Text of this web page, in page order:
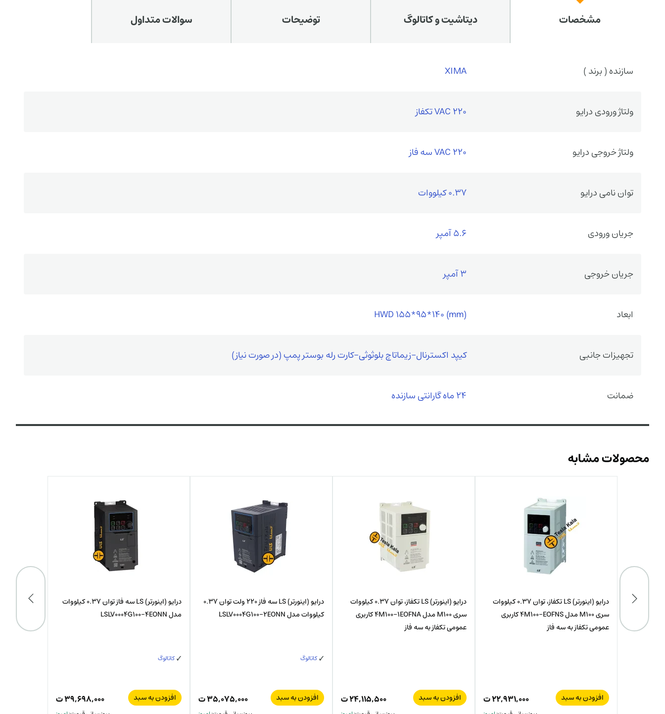
مشخصات دیتاشیت و کاتالوگ توضیحات سوالات متداول
سازنده ( برند ) XIMA
ولتاژ ورودی درایو 220 VAC تکفاز
ولتاژ خروجی درایو 220 VAC سه فاز
توان نامی درایو 0.37 کیلووات
جریان ورودی 5.6 آمپر
جریان خروجی 3 آمپر
ابعاد HWD 155*95*140 (mm)
تجهیزات جانبی کیپد اکسترنال-زیماتاچ بلوثوثی-کارت رله بوستر پمپ (در صورت نیاز)
ضمانت 24 ماه گارانتی سازنده
محصولات مشابه
درایو (اینورتر) XIMA زیما توان 0.37 کیلووات
درایو (اینورتر) LS تکفاز، توان 0.37 کیلووات
سری M100 مدل 4M100-EOFNS کاربری
عمومی تکفاز به سه فاز
افزودن به سبد ۲۲,۹۳۱,۰۰۰ت
درایو (اینورتر) LS تکفاز، توان 0.37 کیلووات
سری M100 مدل 4M100-1EOFNA کاربری
عمومی تکفاز به سه فاز
افزودن به سبد ۲۴,۱۱۵,۵۰۰ت
درایو (اینورتر) LS سه فاز 220 ولت توان 0.37
کیلووات مدل LSLV0004G100-2EONN
کاتالوگ
افزودن به سبد ۳۵,۰۷۵,۰۰۰ت
درایو (اینورتر) LS سه فاز توان 0.37 کیلووات
مدل LSLV0004G100-4EONN
کاتالوگ
افزودن به سبد ۳۹,۶۹۸,۰۰۰ت
سه فاز